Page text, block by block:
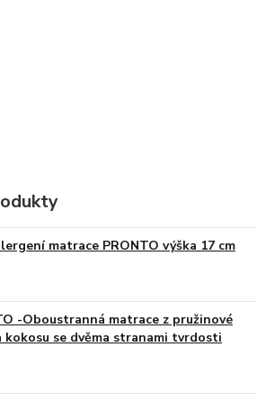
matrace PRONTO výška 17 cm
-Oboustranná matrace z pružinové
kokosu se dvěma stranami tvrdosti